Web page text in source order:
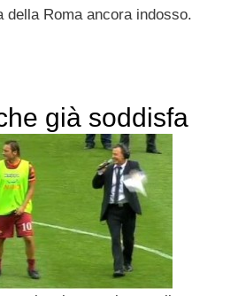
della Roma ancora indosso.
già soddisfa